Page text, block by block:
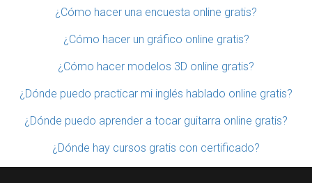
¿Cómo hacer una encuesta online gratis?
¿Cómo hacer un gráfico online gratis?
¿Cómo hacer modelos 3D online gratis?
¿Dónde puedo practicar mi inglés hablado online gratis?
¿Dónde puedo aprender a tocar guitarra online gratis?
¿Dónde hay cursos gratis con certificado?